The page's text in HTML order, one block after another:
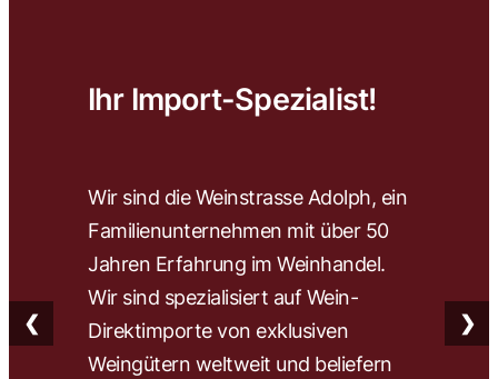
❮
Ihr Import-Spezialist!
Wir sind die Weinstrasse Adolph, ein
Familienunternehmen mit über 50
Jahren Erfahrung im Weinhandel.
Wir sind spezialisiert auf Wein-
Direktimporte von exklusiven
Weingütern weltweit und beliefern
❯